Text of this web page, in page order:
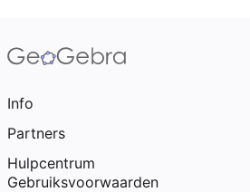
Info
Partners
Hulpcentrum
Gebruiksvoorwaarden